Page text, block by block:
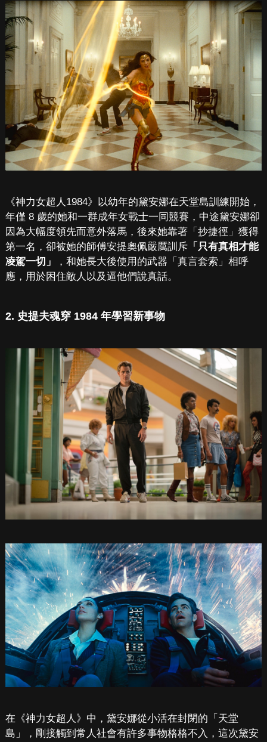
《神力女超人1984》以幼年的黛安娜在天堂島訓練開始，
年僅 8 歲的她和一群成年女戰士一同競賽，中途黛安娜卻
因為大幅度領先而意外落馬，後來她靠著「抄捷徑」獲得
第一名，卻被她的師傅安提奧佩嚴厲訓斥「只有真相才能
凌駕一切」
，和她長大後使用的武器「真言套索」相呼
應，用於困住敵人以及逼他們說真話。
2. 史提夫魂穿 1984 年學習新事物
在《神力女超人》中，黛安娜從小活在封閉的「天堂
島」，剛接觸到常人社會有許多事物格格不入，這次黛安